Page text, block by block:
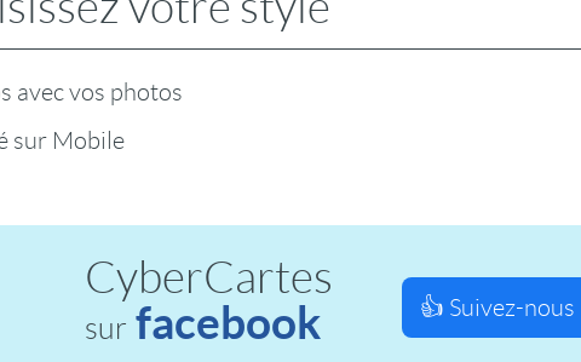
avec vos photos
sur Mobile
CyberCartes
sur facebook 👍 Suivez-nous